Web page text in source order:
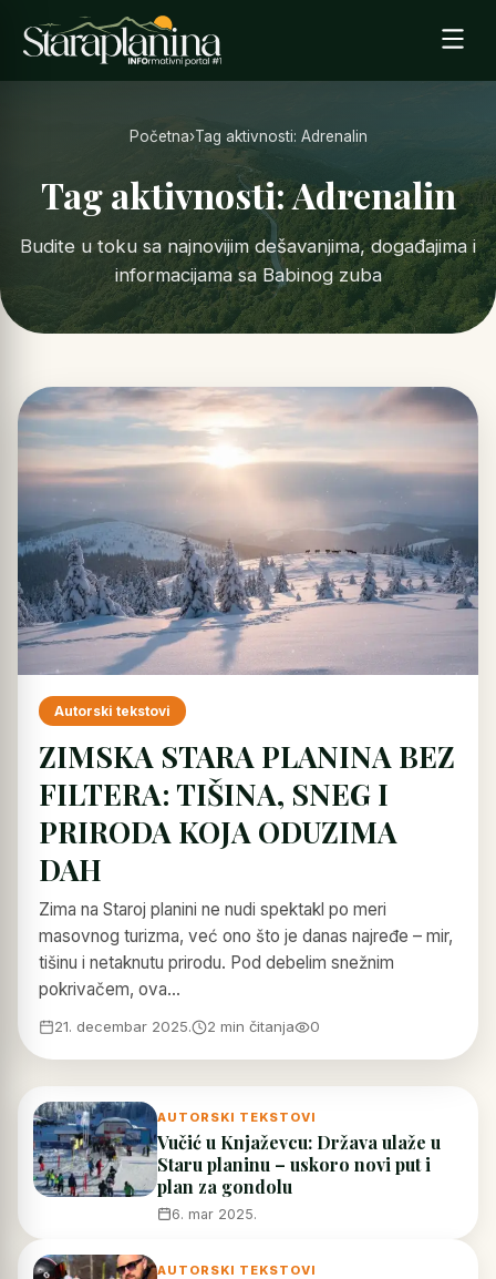
Početna›Tag aktivnosti: Adrenalin
Tag aktivnosti: Adrenalin
Budite u toku sa najnovijim dešavanjima, događajima i
informacijama sa Babinog zuba
Autorski tekstovi
ZIMSKA STARA PLANINA BEZ
FILTERA: TIŠINA, SNEG I
PRIRODA KOJA ODUZIMA
DAH
Zima na Staroj planini ne nudi spektakl po meri
masovnog turizma, već ono što je danas najređe – mir,
tišinu i netaknutu prirodu. Pod debelim snežnim
pokrivačem, ova…
21. decembar 2025. 2 min čitanja 0
AUTORSKI TEKSTOVI
Vučić u Knjaževcu: Država ulaže u
Staru planinu – uskoro novi put i
plan za gondolu
6. mar 2025.
AUTORSKI TEKSTOVI